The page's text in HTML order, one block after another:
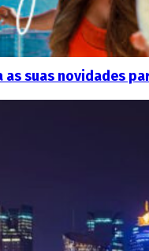
as suas novidades